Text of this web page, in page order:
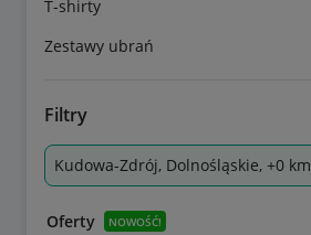
T-shirty
Zestawy ubrań
Filtry
Kudowa-Zdrój, Dolnośląskie, +0 km
Oferty NOWOŚĆ!